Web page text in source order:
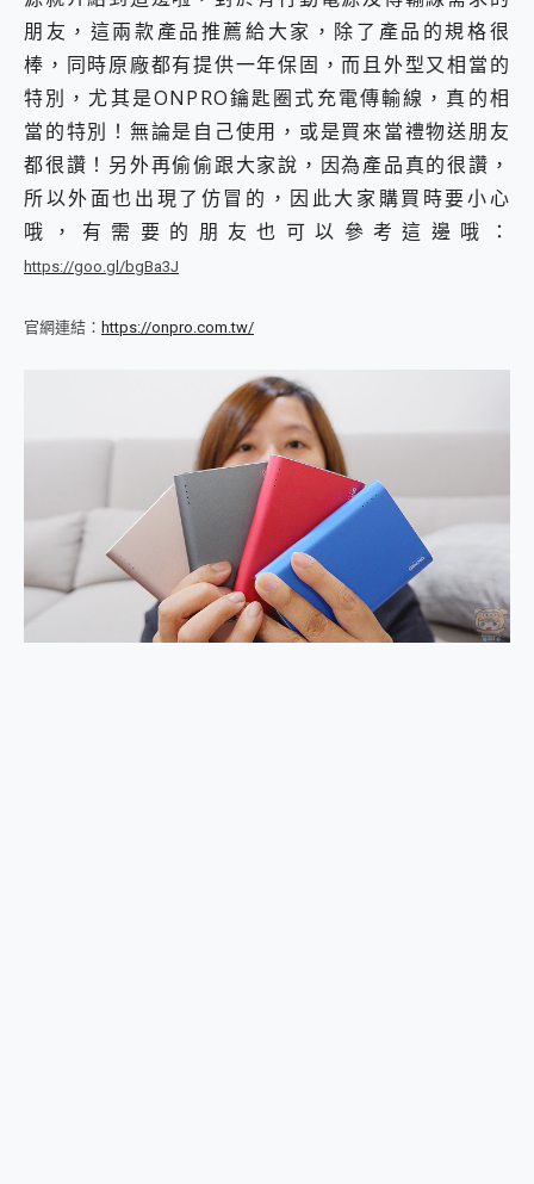
朋友，這兩款產品推薦給大家，除了產品的規格很
棒，同時原廠都有提供一年保固，而且外型又相當的
特別，尤其是ONPRO鑰匙圈式充電傳輸線，真的相
當的特別！無論是自己使用，或是買來當禮物送朋友
都很讚！另外再偷偷跟大家說，因為產品真的很讚，
所以外面也出現了仿冒的，因此大家購買時要小心
哦，有需要的朋友也可以參考這邊哦：
https://goo.gl/bgBa3J
官網連結： https://onpro.com.tw/